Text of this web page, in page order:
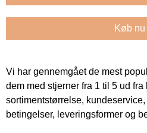
Køb nu
Vi har gennemgået de mest
dem med stjerner fra 1 til 5 ud
sortimentstørrelse,
betingelser, leveringsformer og